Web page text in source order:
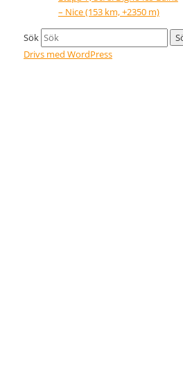
– Nice (153 km, +2350 m)
Sök
Drivs med WordPress